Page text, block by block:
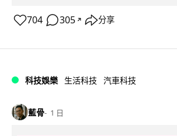
704 305 ↗ 分享
科技娛樂 生活科技 汽車科技
藍骨 1 日